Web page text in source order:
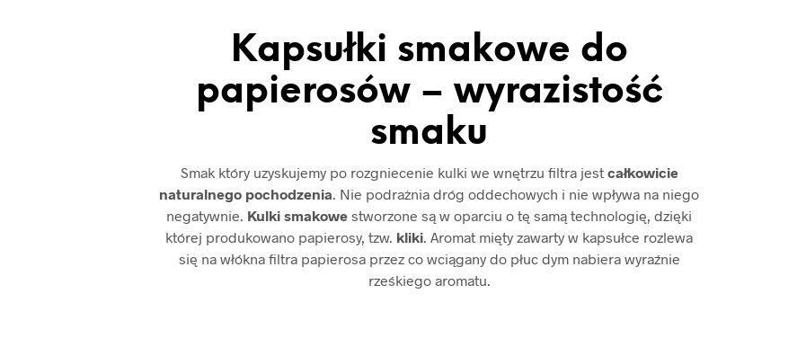
Kapsułki smakowe do
papierosów – wyrazistość
smaku
Smak który uzyskujemy po rozgniecenie kulki we wnętrzu filtra jest całkowicie
naturalnego pochodzenia. Nie podrażnia dróg oddechowych i nie wpływa na niego
negatywnie. Kulki smakowe stworzone są w oparciu o tę samą technologię, dzięki
której produkowano papierosy, tzw. kliki. Aromat mięty zawarty w kapsułce rozlewa
się na włókna filtra papierosa przez co wciągany do płuc dym nabiera wyraźnie
rześkiego aromatu.